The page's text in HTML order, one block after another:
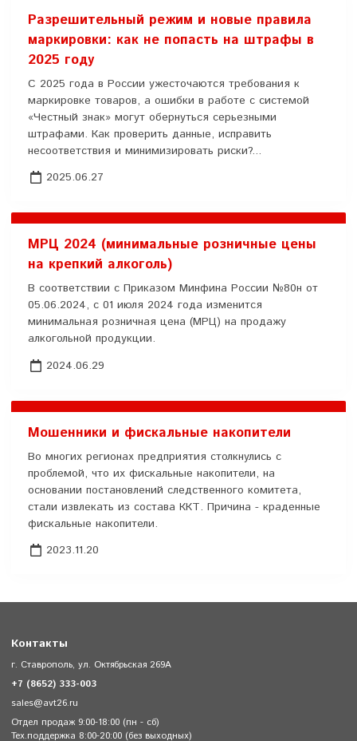
Разрешительный режим и новые правила
маркировки: как не попасть на штрафы в
2025 году
С 2025 года в России ужесточаются требования к
маркировке товаров, а ошибки в работе с системой
«Честный знак» могут обернуться серьезными
штрафами. Как проверить данные, исправить
несоответствия и минимизировать риски?...
2025.06.27
МРЦ 2024 (минимальные розничные цены
на крепкий алкоголь)
В соответствии с Приказом Минфина России №80н от
05.06.2024, с 01 июля 2024 года изменится
минимальная розничная цена (МРЦ) на продажу
алкогольной продукции.
2024.06.29
Мошенники и фискальные накопители
Во многих регионах предприятия столкнулись с
проблемой, что их фискальные накопители, на
основании постановлений следственного комитета,
стали извлекать из состава ККТ. Причина - краденные
фискальные накопители.
2023.11.20
Контакты
г. Ставрополь, ул. Октябрьская 269А
+7 (8652) 333-003
sales@avt26.ru
Отдел продаж 9:00-18:00 (пн - сб)
Тех.поддержка 8:00-20:00 (без выходных)